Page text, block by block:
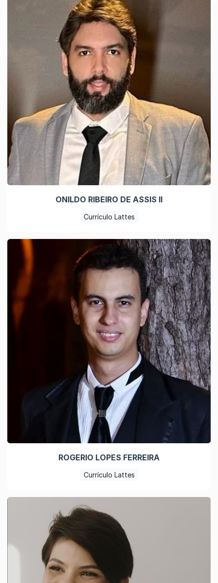
ONILDO RIBEIRO DE ASSIS II
Currículo Lattes
ROGERIO LOPES FERREIRA
Currículo Lattes